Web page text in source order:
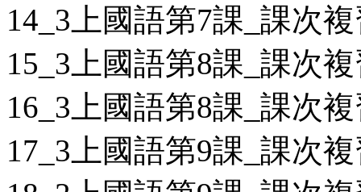
14_3上國語第7課_課次
15_3上國語第8課_課次
16_3上國語第8課_課次
17_3上國語第9課_課次